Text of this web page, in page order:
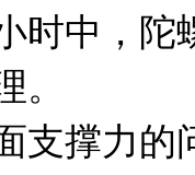
时中，
。
支撑力的